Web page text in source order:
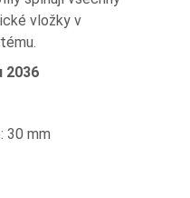
vložky v
2036
30 mm